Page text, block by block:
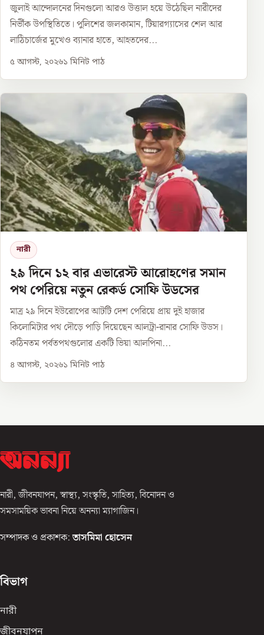
জুলাই আন্দোলনের দিনগুলো আরও উত্তাল হয়ে উঠেছিল নারীদের
নির্ভীক উপস্থিতিতে। পুলিশের জলকামান, টিয়ারগ্যাসের শেল আর
লাঠিচার্জের মুখেও ব্যানার হাতে, আহতদের...
৫ আগস্ট, ২০২৬১ মিনিট পাঠ
নারী
২৯ দিনে ১২ বার এভারেস্ট আরোহণের সমান
পথ পেরিয়ে নতুন রেকর্ড সোফি উডসের
মাত্র ২৯ দিনে ইউরোপের আটটি দেশ পেরিয়ে প্রায় দুই হাজার
কিলোমিটার পথ দৌড়ে পাড়ি দিয়েছেন আলট্রা-রানার সোফি উডস।
কঠিনতম পর্বতপথগুলোর একটি ভিয়া আলপিনা...
৪ আগস্ট, ২০২৬১ মিনিট পাঠ
নারী, জীবনযাপন, স্বাস্থ্য, সংস্কৃতি, সাহিত্য, বিনোদন ও
সমসাময়িক ভাবনা নিয়ে অনন্যা ম্যাগাজিন।
সম্পাদক ও প্রকাশক: তাসমিমা হোসেন
বিভাগ
নারী
জীবনযাপন